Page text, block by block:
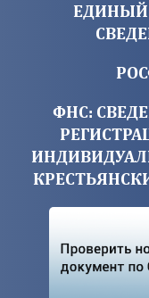
ЕДИНЫЙ
ФНС: